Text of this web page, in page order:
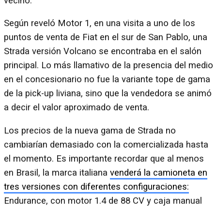
Según reveló Motor 1, en una visita a uno de los
puntos de venta de Fiat en el sur de San Pablo, una
Strada versión Volcano se encontraba en el salón
principal. Lo más llamativo de la presencia del medio
en el concesionario no fue la variante tope de gama
de la pick-up liviana, sino que la vendedora se animó
a decir el valor aproximado de venta.
Los precios de la nueva gama de Strada no
cambiarían demasiado con la comercializada hasta
el momento. Es importante recordar que al menos
en Brasil, la marca italiana venderá la camioneta en
tres versiones con diferentes configuraciones:
Endurance, con motor 1.4 de 88 CV y caja manual